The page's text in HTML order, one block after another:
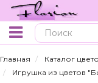
Главная Каталог
Игрушка из цветов